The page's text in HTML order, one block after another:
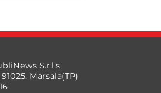
S.r.l.s.
Marsala(TP)